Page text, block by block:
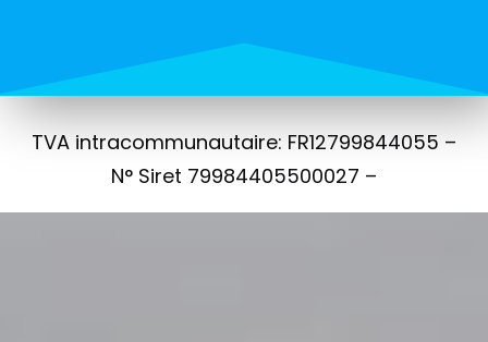
TVA intracommunautaire: FR12799844055 –
N° Siret 79984405500027 –